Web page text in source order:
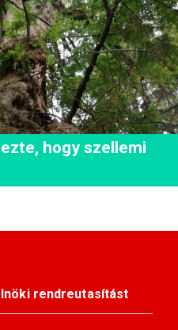
hogy szellemi
rendreutasítást